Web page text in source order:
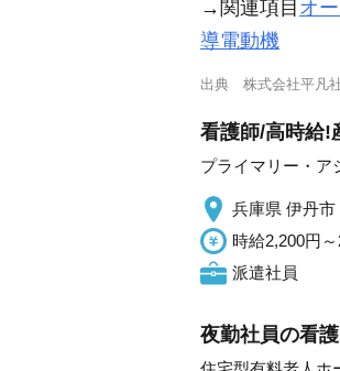
→関連項目 オ
導電動機
出典 株式会社平凡
看護師/高時給!
プライマリー・ア
兵庫県 伊丹市
時給2,200円
派遣社員
夜勤社員の看